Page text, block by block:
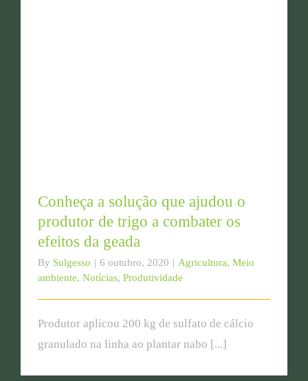
Conheça a solução que ajudou o
produtor de trigo a combater os
efeitos da geada
By Sulgesso | 6 outubro, 2020 | Agricultura, Meio
ambiente, Notícias, Produtividade
Produtor aplicou 200 kg de sulfato de cálcio
granulado na linha ao plantar nabo [...]